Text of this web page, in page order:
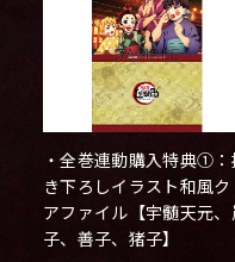
・全巻連動購入特典①：
き下ろしイラスト和風ク
アファイル【宇髄天元
子、善子、猪子】